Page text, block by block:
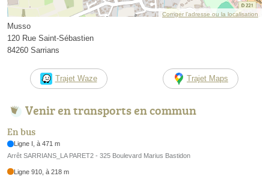
Corriger l’adresse ou la localisation
Musso
120 Rue Saint-Sébastien
84260 Sarrians
Trajet Waze Trajet Maps
Venir en transports en commun
En bus
Ligne I, à 471 m
Arrêt SARRIANS_LA PARET2 - 325 Boulevard Marius Bastidon
Ligne 910, à 218 m